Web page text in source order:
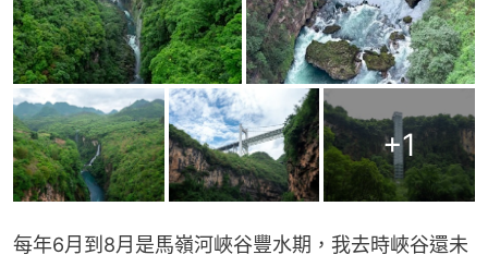
+1
每年6月到8月是馬嶺河峽谷豐水期，我去時峽谷還未